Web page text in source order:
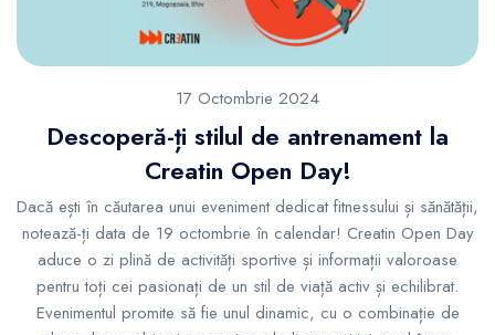
17 Octombrie 2024
Descoperă-ți stilul de antrenament la
Creatin Open Day!
Dacă ești în căutarea unui eveniment dedicat fitnessului și sănătății,
notează-ți data de 19 octombrie în calendar! Creatin Open Day
aduce o zi plină de activități sportive și informații valoroase
pentru toți cei pasionați de un stil de viață activ și echilibrat.
Evenimentul promite să fie unul dinamic, cu o combinație de